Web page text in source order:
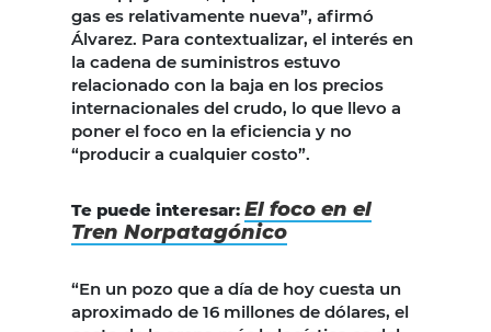
gas es relativamente nueva”, afirmó
Álvarez. Para contextualizar, el interés en
la cadena de suministros estuvo
relacionado con la baja en los precios
internacionales del crudo, lo que llevo a
poner el foco en la eficiencia y no
“producir a cualquier costo”.
Te puede interesar: El foco en el
Tren Norpatagónico
“En un pozo que a día de hoy cuesta un
aproximado de 16 millones de dólares, el